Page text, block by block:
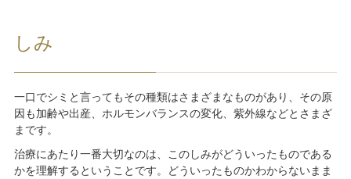
しみ
一口でシミと言ってもその種類はさまざまなものがあり、その原
因も加齢や出産、ホルモンバランスの変化、紫外線などとさまざ
まです。
治療にあたり一番大切なのは、このしみがどういったものである
かを理解するということです。どういったものかわからないまま